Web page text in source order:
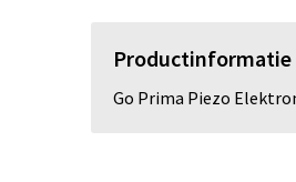
Productinformatie
Go Prima Piezo